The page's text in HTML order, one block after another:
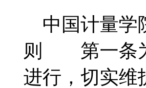
中国计量学
则 第一条为
进行，切实维